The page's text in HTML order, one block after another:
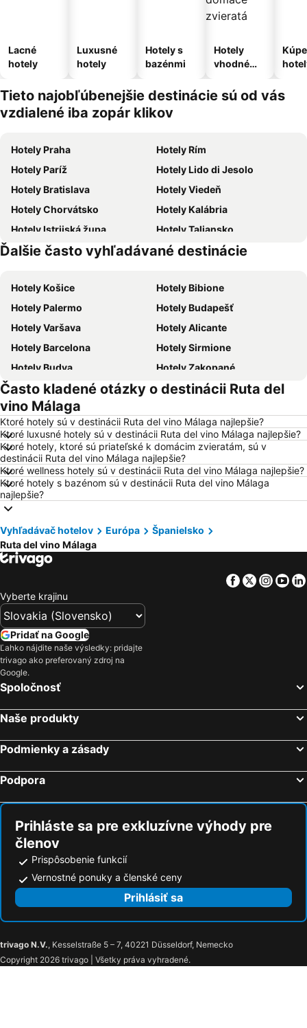
Lacné
hotely
Luxusné
hotely
Hotely s
bazénmi
Hotely
vhodné
domáce
zvieratá
Tieto najobľúbenejšie destinácie sú od vás
vzdialené iba zopár klikov
Hotely Praha
Hotely Rím
Hotely Paríž
Hotely Lido di Jesolo
Hotely Bratislava
Hotely Viedeň
Hotely Chorvátsko
Hotely Kalábria
Hotely Istrijská župa
Hotely Taliansko
Hotely Malorka
Hotely Slovensko
Ďalšie často vyhľadávané destinácie
Hotely Košice
Hotely Bibione
Hotely Palermo
Hotely Budapešť
Hotely Varšava
Hotely Alicante
Hotely Barcelona
Hotely Sirmione
Hotely Budva
Hotely Zakopané
Hotely Naples
Hotely Crikvenica
Hotely Vysoké Tatry
Hotely Gdansk
Hotely Nice
Hotely Tropea
Hotely Berlín
Hotely Lignano Sabbiadoro
Hotely Malta
Hotely Slovinsko
Hotely Ostrov Mykonos
Hotely Balaton
Hotely Ostrov Skiathos
Hotely Laponsko
Hotely Krk
Hotely Pobrežie Chorvátska
Hotely Ostrov Rodos
Hotely Švajčiarsko
Hotely Benátsko
Hotely Cyprus
Často kladené otázky o destinácii Ruta del
vino Málaga
Ktoré hotely sú v destinácii Ruta del vino Málaga najlepšie?
Ktoré luxusné hotely sú v destinácii Ruta del vino Málaga najlepšie?
Ktoré hotely, ktoré sú priateľské k domácim zvieratám, sú v
destinácii Ruta del vino Málaga najlepšie?
Ktoré wellness hotely sú v destinácii Ruta del vino Málaga najlepšie?
Ktoré hotely s bazénom sú v destinácii Ruta del vino Málaga
najlepšie?
Vyhľadávač hotelov Európa
Španielsko
Ruta del vino Málaga
Facebook
Twitter
Vyberte krajinu
Pridať na Google
Ľahko nájdite naše výsledky: pridajte
trivago ako preferovaný zdroj na
Google.
Spoločnosť
Naše produkty
Podmienky a zásady
Podpora
Prihláste sa pre exkluzívne výhody pre
členov
Prispôsobenie funkcií
Vernostné ponuky a členské ceny
Prihlásiť sa
trivago N.V., Kesselstraße 5 – 7, 40221 Düsseldorf, Nemecko
Copyright 2026 trivago | Všetky práva vyhradené.